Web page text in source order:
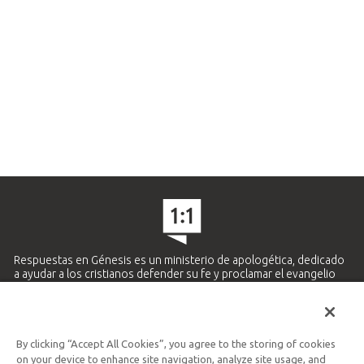
Respuestas en Génesis es un ministerio de apologética, dedicado
a ayudar a los cristianos defender su fe y proclamar el evangelio
Ministerio Hispano y Latinoamericano
By clicking “Accept All Cookies”, you agree to the storing of cookies
on your device to enhance site navigation, analyze site usage, and